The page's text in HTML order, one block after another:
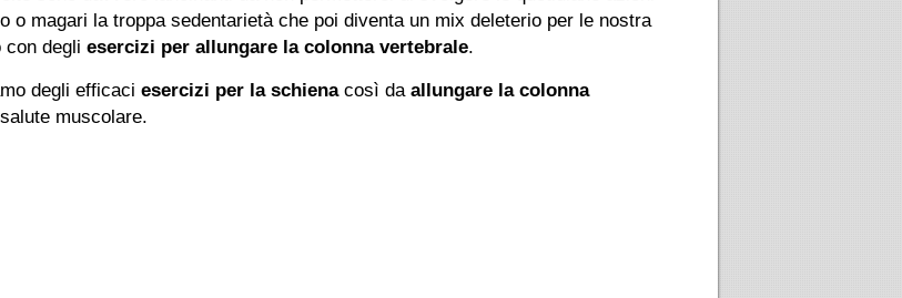
o magari la troppa sedentarietà che poi diventa un mix deleterio per le nostra
con degli esercizi per allungare la colonna vertebrale.
degli efficaci esercizi per la schiena così da allungare la colonna
muscolare.